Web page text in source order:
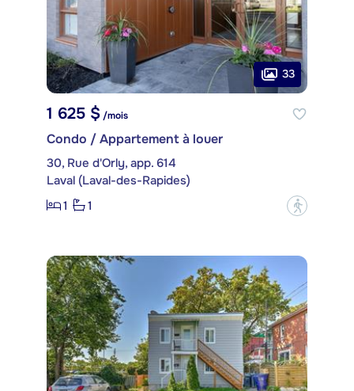
33
1 625 $ /mois
Condo / Appartement à louer
30, Rue d'Orly, app. 614
Laval (Laval-des-Rapides)
1
1 ?